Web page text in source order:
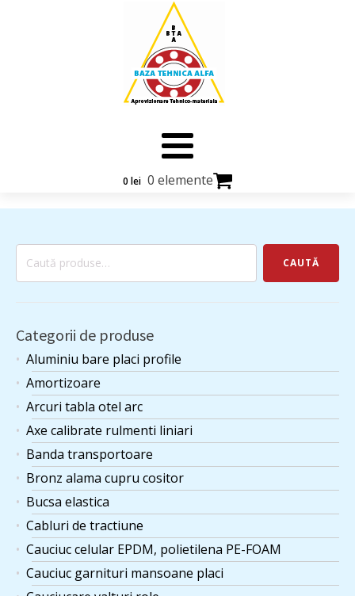
0 lei 0 elemente
Caută
CAUTĂ
Categorii de produse
Aluminiu bare placi profile
Amortizoare
Arcuri tabla otel arc
Axe calibrate rulmenti liniari
Banda transportoare
Bronz alama cupru cositor
Bucsa elastica
Cabluri de tractiune
Cauciuc celular EPDM, polietilena PE-FOAM
Cauciuc garnituri mansoane placi